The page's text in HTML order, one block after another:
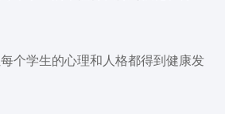
个学生的心理和人格都得到健康发